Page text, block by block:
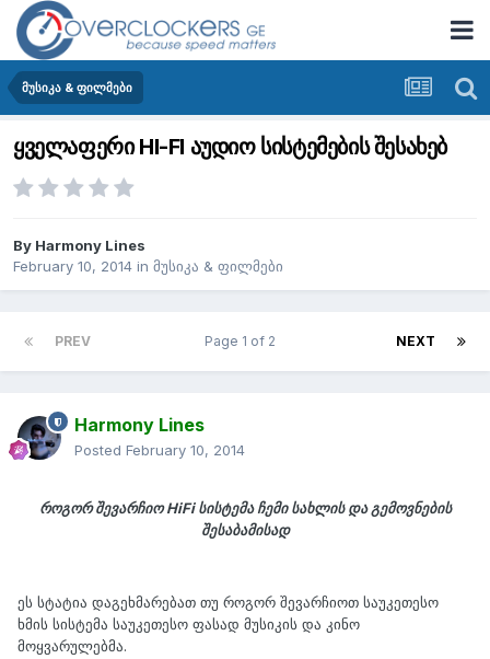
მუსიკა & ფილმები
ყველაფერი HI-FI აუდიო სისტემების შესახებ
By Harmony Lines
February 10, 2014 in მუსიკა & ფილმები
PREV NEXT
Page 1 of 2
Harmony Lines
Posted February 10, 2014
როგორ შევარჩიო HiFi სისტემა ჩემი სახლის და გემოვნების
შესაბამისად
ეს სტატია დაგეხმარებათ თუ როგორ შევარჩიოთ საუკეთესო
ხმის სისტემა საუკეთესო ფასად მუსიკის და კინო
მოყვარულებმა.